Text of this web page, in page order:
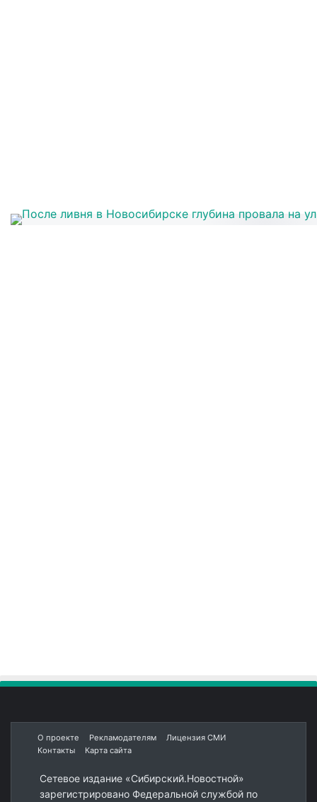
О проекте Рекламодателям
Лицензия СМИ
Контакты
Карта сайта
Сетевое издание «Сибирский.Новостной»
зарегистрировано Федеральной службой по